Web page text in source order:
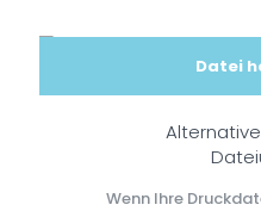
Datei
Wenn Ihre